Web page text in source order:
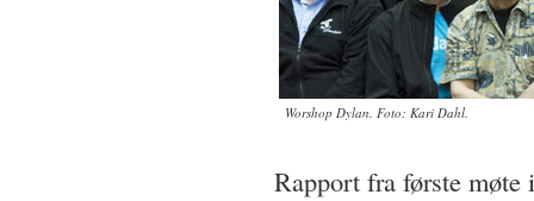
Worshop Dylan. Foto: Kari Dahl.
Rapport fra første møte